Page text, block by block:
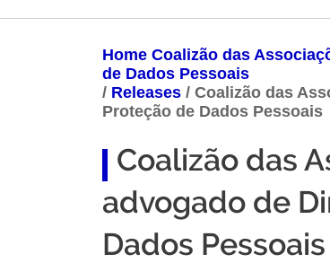
Home Coalizão das
de Dados Pessoais
/ Releases / Coalizão das
Proteção de Dados Pessoais
Coalizão das
advogado de
Dados Pessoais